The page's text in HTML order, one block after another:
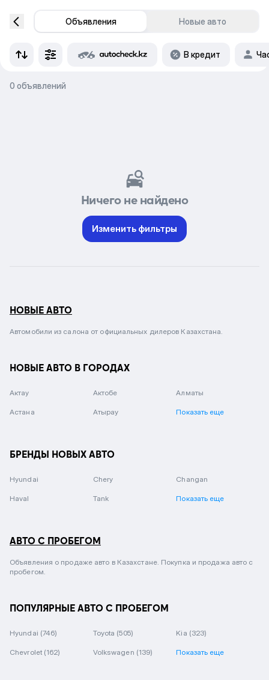
Объявления Новые авто
В кредит
0 объявлений
Ничего не найдено
Изменить фильтры
НОВЫЕ АВТО
Автомобили из салона от официальных дилеров Казахстана.
НОВЫЕ АВТО В ГОРОДАХ
Актау Актобе Алматы
Астана Атырау Показать еще
БРЕНДЫ НОВЫХ АВТО
Hyundai Chery Changan
Haval Tank Показать еще
АВТО С ПРОБЕГОМ
Объявления о продаже авто в Казахстане. Покупка и продажа авто с
пробегом.
ПОПУЛЯРНЫЕ АВТО С ПРОБЕГОМ
Hyundai (746) Toyota (505) Kia (323)
Chevrolet (162) Volkswagen (139) Показать еще